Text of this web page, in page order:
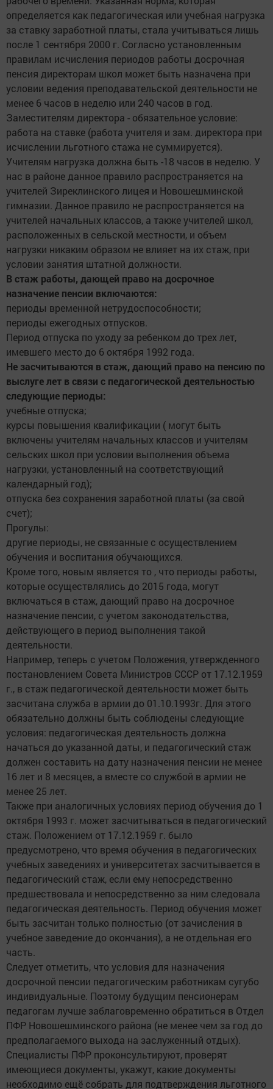
определяется как педагогическая или учебная нагрузка
за ставку заработной платы, стала учитываться лишь
после 1 сентября 2000 г. Согласно установленным
правилам исчисления периодов работы досрочная
пенсия директорам школ может быть назначена при
условии ведения преподавательской деятельности не
менее 6 часов в неделю или 240 часов в год.
Заместителям директора - обязательное условие:
работа на ставке (работа учителя и зам. директора при
исчислении льготного стажа не суммируется).
Учителям нагрузка должна быть -18 часов в неделю. У
нас в районе данное правило распространяется на
учителей Зиреклинского лицея и Новошешминской
гимназии. Данное правило не распространяется на
учителей начальных классов, а также учителей школ,
расположенных в сельской местности, и объем
нагрузки никаким образом не влияет на их стаж, при
условии занятия штатной должности.
В стаж работы, дающей право на досрочное
назначение пенсии включаются:
периоды временной нетрудоспособности;
периоды ежегодных отпусков.
Период отпуска по уходу за ребенком до трех лет,
имевшего место до 6 октября 1992 года.
Не засчитываются в стаж, дающий право на пенсию по
выслуге лет в связи с педагогической деятельностью
следующие периоды:
учебные отпуска;
курсы повышения квалификации ( могут быть
включены учителям начальных классов и учителям
сельских школ при условии выполнения объема
нагрузки, установленный на соответствующий
календарный год);
отпуска без сохранения заработной платы (за свой
счет);
Прогулы:
другие периоды, не связанные с осуществлением
обучения и воспитания обучающихся.
Кроме того, новым является то , что периоды работы,
которые осуществлялись до 2015 года, могут
включаться в стаж, дающий право на досрочное
назначение пенсии, с учетом законодательства,
действующего в период выполнения такой
деятельности.
Например, теперь с учетом Положения, утвержденного
постановлением Совета Министров СССР от 17.12.1959
г., в стаж педагогической деятельности может быть
засчитана служба в армии до 01.10.1993г. Для этого
обязательно должны быть соблюдены следующие
условия: педагогическая деятельность должна
начаться до указанной даты, и педагогический стаж
должен составить на дату назначения пенсии не менее
16 лет и 8 месяцев, а вместе со службой в армии не
менее 25 лет.
Также при аналогичных условиях период обучения до 1
октября 1993 г. может засчитываться в педагогический
стаж. Положением от 17.12.1959 г. было
предусмотрено, что время обучения в педагогических
учебных заведениях и университетах засчитывается в
педагогический стаж, если ему непосредственно
предшествовала и непосредственно за ним следовала
педагогическая деятельность. Период обучения может
быть засчитан только полностью (от зачисления в
учебное заведение до окончания), а не отдельная его
часть.
Следует отметить, что условия для назначения
досрочной пенсии педагогическим работникам сугубо
индивидуальные. Поэтому будущим пенсионерам
педагогам лучше заблаговременно обратиться в Отдел
ПФР Новошешминского района (не менее чем за год до
предполагаемого выхода на заслуженный отдых).
Специалисты ПФР проконсультируют, проверят
имеющиеся документы, укажут, какие документы
необходимо ещё собрать для подтверждения льготного